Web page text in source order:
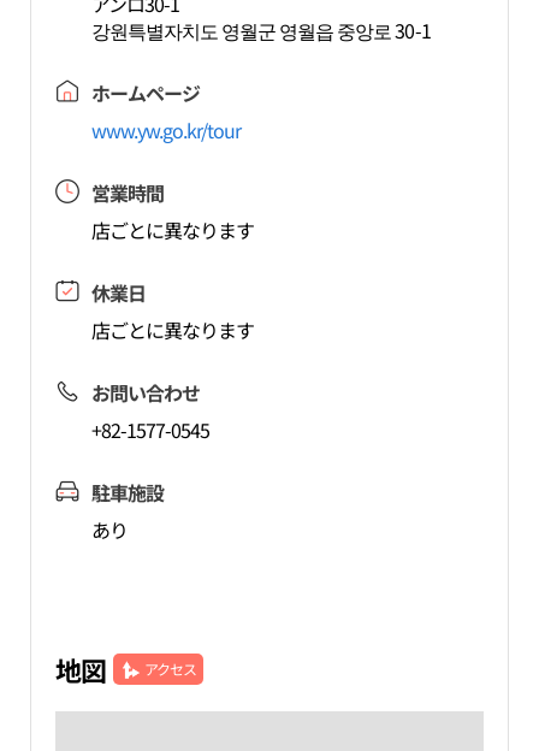
강원특별자치도 영월군 영월읍 중앙로 30-1
ホームページ
www.yw.go.kr/tour
営業時間
店ごとに異なります
休業日
店ごとに異なります
お問い合わせ
+82-1577-0545
駐車施設
あり
地図 アクセス